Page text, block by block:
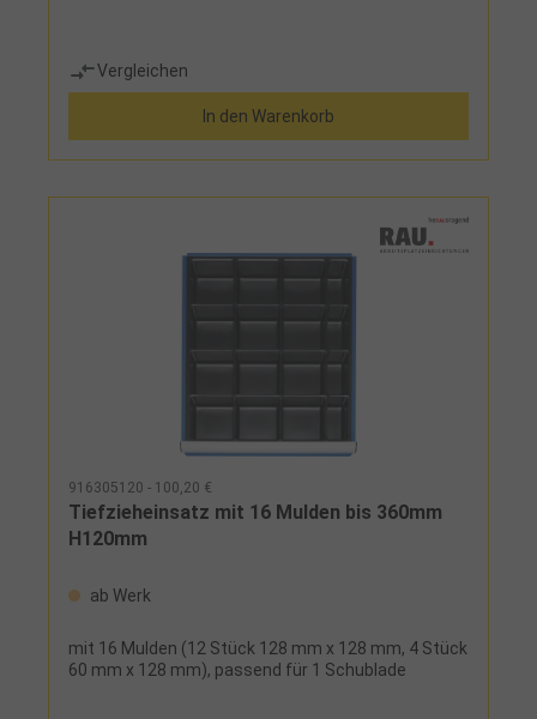
Vergleichen
In den Warenkorb
916305120 - 100,20 €
Tiefzieheinsatz mit 16 Mulden bis 360mm
H120mm
ab Werk
mit 16 Mulden (12 Stück 128 mm x 128 mm, 4 Stück
60 mm x 128 mm), passend für 1 Schublade